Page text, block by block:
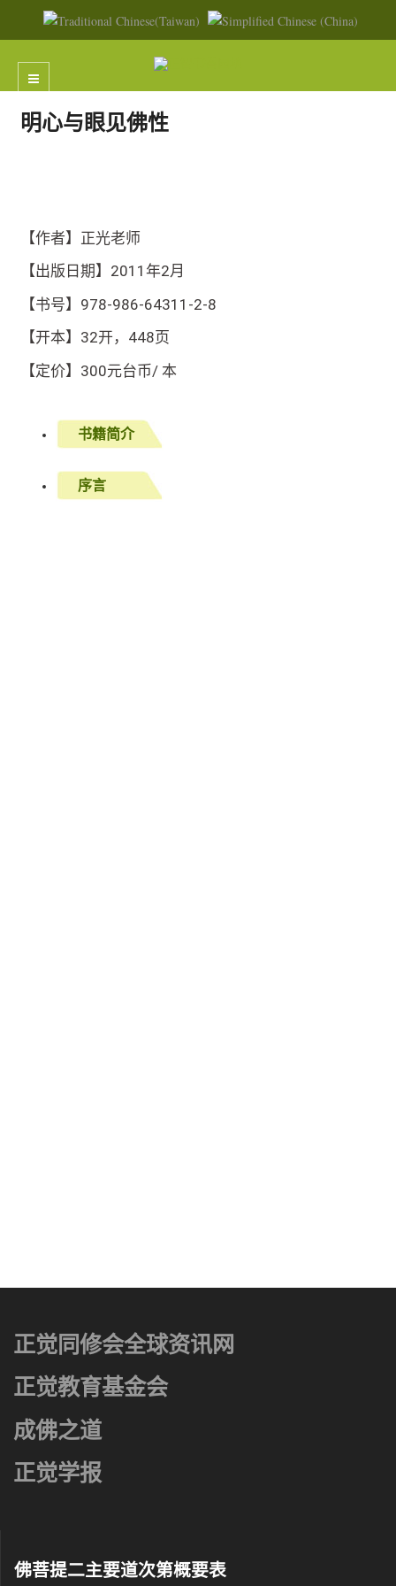
明心与眼见佛性
【作者】正光老师
【出版日期】2011年2月
【书号】978-986-64311-2-8
【开本】32开，448页
【定价】300元台币/ 本
书籍简介
序言
正觉同修会全球资讯网
正觉教育基金会
成佛之道
正觉学报
佛菩提二主要道次第概要表